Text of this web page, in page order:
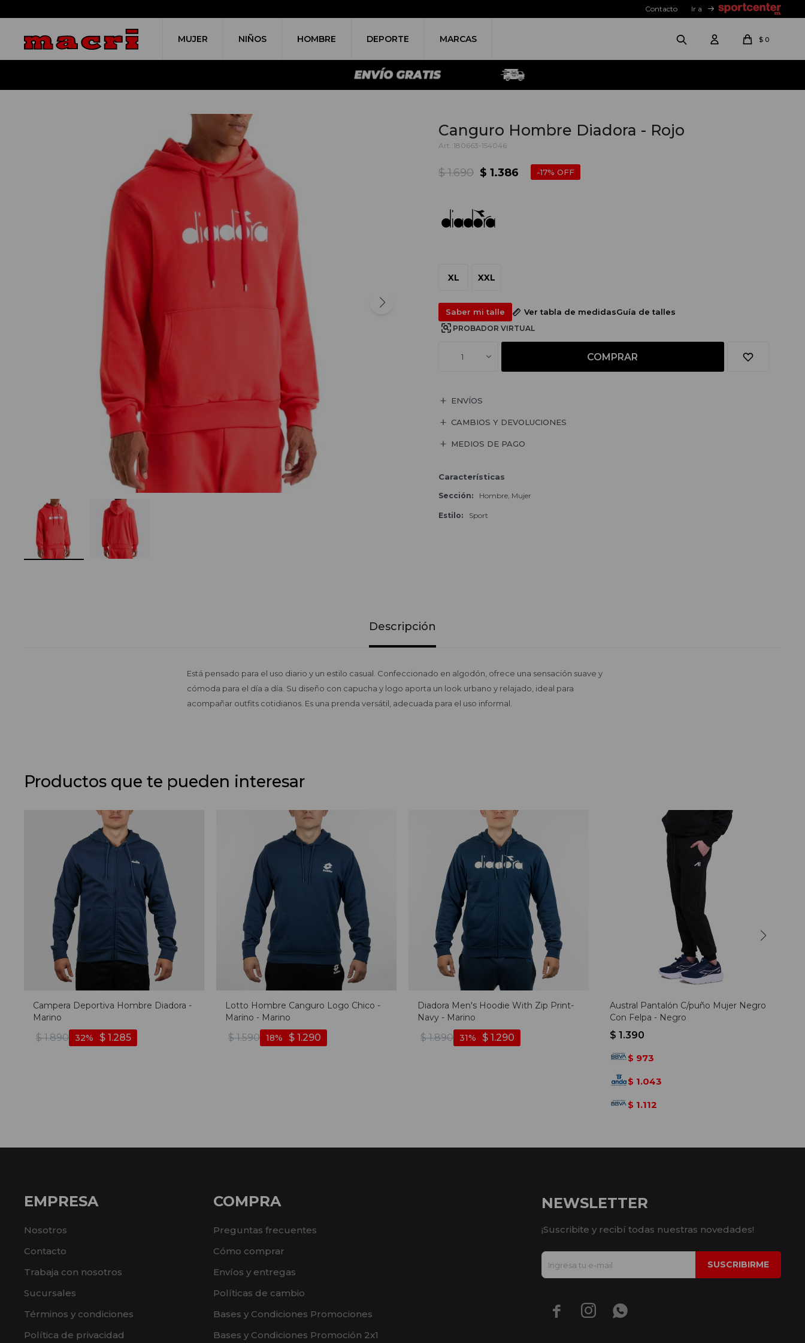
MUJER NIÑOS HOMBRE DEPORTE MARCAS $ 0
Contacto Ir a
Canguro Hombre Diadora - Rojo
180663-154046
$ 1.386
$ 1.690 17
XL XXL
Saber mi talle Ver tabla de medidasGuía de talles
PROBADOR VIRTUAL
1 COMPRAR
ENVÍOS
CAMBIOS Y DEVOLUCIONES
MEDIOS DE PAGO
Características
Sección Hombre, Mujer
Estilo Sport
Descripción
Está pensado para el uso diario y un estilo casual. Confeccionado en algodón, ofrece una sensación suave y
cómoda para el día a día. Su diseño con capucha y logo aporta un look urbano y relajado, ideal para
acompañar outfits cotidianos. Es una prenda versátil, adecuada para el uso informal.
Productos que te pueden interesar
Campera Deportiva Hombre Diadora -
Marino
$ 1.890 $ 1.285
32
Lotto Hombre Canguro Logo Chico -
Marino - Marino
$ 1.590 $ 1.290
18
Diadora Men's Hoodie With Zip Print-
Navy - Marino
$ 1.890 $ 1.290
31
Austral Pantalón C/puño Mujer Negro
Con Felpa - Negro
$ 1.390
$ 973
$ 1.043
$ 1.112
EMPRESA
Nosotros
Contacto
Trabaja con nosotros
Sucursales
Términos y condiciones
Política de privacidad
COMPRA
Preguntas frecuentes
Cómo comprar
Envíos y entregas
Políticas de cambio
Bases y Condiciones Promociones
Bases y Condiciones Promoción 2x1
NEWSLETTER
¡Suscribite y recibí todas nuestras novedades!
SUSCRIBIRME
  